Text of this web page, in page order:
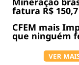
fatura R$
CFEM mais
que ninguém
VER